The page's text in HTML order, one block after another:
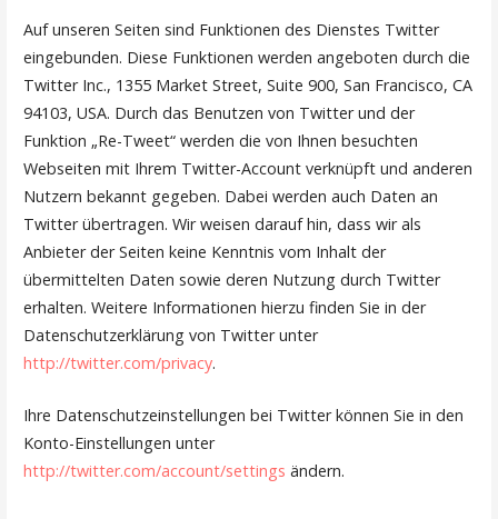
Auf unseren Seiten sind Funktionen des Dienstes Twitter
eingebunden. Diese Funktionen werden angeboten durch die
Twitter Inc., 1355 Market Street, Suite 900, San Francisco, CA
94103, USA. Durch das Benutzen von Twitter und der
Funktion „Re-Tweet“ werden die von Ihnen besuchten
Webseiten mit Ihrem Twitter-Account verknüpft und anderen
Nutzern bekannt gegeben. Dabei werden auch Daten an
Twitter übertragen. Wir weisen darauf hin, dass wir als
Anbieter der Seiten keine Kenntnis vom Inhalt der
übermittelten Daten sowie deren Nutzung durch Twitter
erhalten. Weitere Informationen hierzu finden Sie in der
Datenschutzerklärung von Twitter unter
http://twitter.com/privacy.
Ihre Datenschutzeinstellungen bei Twitter können Sie in den
Konto-Einstellungen unter
http://twitter.com/account/settings ändern.